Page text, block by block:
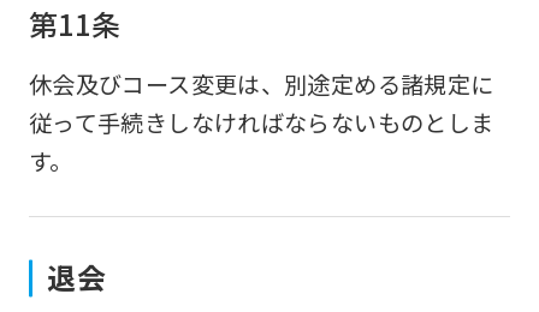
第11条
休会及びコース変更は、別途定める諸規定に
従って手続きしなければならないものとしま
す。
退会
automatic
translation)